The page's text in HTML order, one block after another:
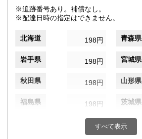
※追跡番号あり。補償なし。
※配達日時の指定はできません。
北海道 198円 青森県
岩手県 198円 宮城県
秋田県 198円 山形県
福島県 198円 茨城県
198円 群馬県
すべて表示